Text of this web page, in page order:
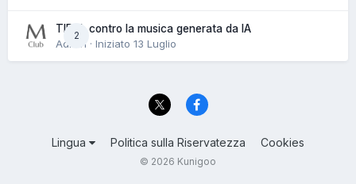
2
TIDAL contro la musica generata da IA
Admin · Iniziato 13 Luglio
Lingua Politica sulla Riservatezza Cookies
© 2026 Kunigoo